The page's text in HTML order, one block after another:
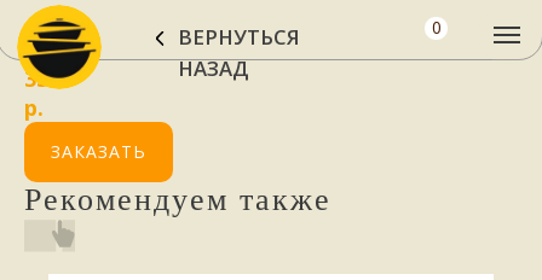
ВЕРНУТЬСЯ
НАЗАД
Пресс - форма для люля кебаб
SKU:02416
350
р.
ЗАКАЗАТЬ
Рекомендуем также